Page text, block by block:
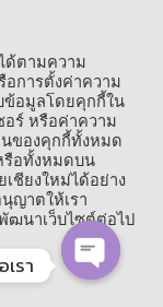
Chiang Mai
ด้ตามความ
อการตั้งค่าความ
ข้อมูลโดยคุกกี้ใน
อร์ หรือค่าความ
นของคุกกี้ทั้งหมด
รือทั้งหมดบน
ชียงใหม่ได้อย่าง
ญาตให้เรา
ฒนาเว็บไซต์ต่อไป
รา
OPEN